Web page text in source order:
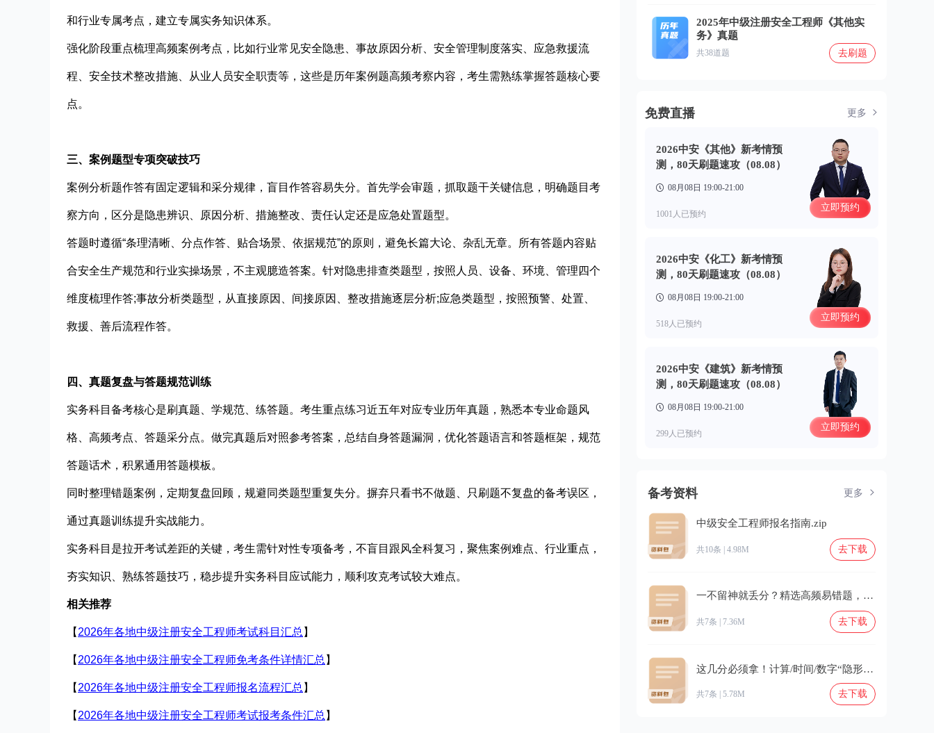
和行业专属考点，建立专属实务知识体系。
强化阶段重点梳理高频案例考点，比如行业常见安全隐患、事故原因分析、安全管理制度落实、应急救援流
程、安全技术整改措施、从业人员安全职责等，这些是历年案例题高频考察内容，考生需熟练掌握答题核心要
点。
三、案例题型专项突破技巧
案例分析题作答有固定逻辑和采分规律，盲目作答容易失分。首先学会审题，抓取题干关键信息，明确题目考
察方向，区分是隐患辨识、原因分析、措施整改、责任认定还是应急处置题型。
答题时遵循“条理清晰、分点作答、贴合场景、依据规范”的原则，避免长篇大论、杂乱无章。所有答题内容贴
合安全生产规范和行业实操场景，不主观臆造答案。针对隐患排查类题型，按照人员、设备、环境、管理四个
维度梳理作答;事故分析类题型，从直接原因、间接原因、整改措施逐层分析;应急类题型，按照预警、处置、
救援、善后流程作答。
四、真题复盘与答题规范训练
实务科目备考核心是刷真题、学规范、练答题。考生重点练习近五年对应专业历年真题，熟悉本专业命题风
格、高频考点、答题采分点。做完真题后对照参考答案，总结自身答题漏洞，优化答题语言和答题框架，规范
答题话术，积累通用答题模板。
同时整理错题案例，定期复盘回顾，规避同类题型重复失分。摒弃只看书不做题、只刷题不复盘的备考误区，
通过真题训练提升实战能力。
实务科目是拉开考试差距的关键，考生需针对性专项备考，不盲目跟风全科复习，聚焦案例难点、行业重点，
夯实知识、熟练答题技巧，稳步提升实务科目应试能力，顺利攻克考试较大难点。
相关推荐
【2026年各地中级注册安全工程师考试科目汇总 】
【2026年各地中级注册安全工程师免考条件详情汇总 】
【2026年各地中级注册安全工程师报名流程汇总 】
【2026年各地中级注册安全工程师考试报考条件汇总 】
2025年中级注册安全工程师《其他实
务》真题
共38道题 去刷题
免费直播 更多
2026中安《其他》新考情预
测，80天刷题速攻（08.08）
08月08日 19:00-21:00
1001人已预约
立即预约
2026中安《化工》新考情预
测，80天刷题速攻（08.08）
08月08日 19:00-21:00
518人已预约
立即预约
2026中安《建筑》新考情预
测，80天刷题速攻（08.08）
08月08日 19:00-21:00
299人已预约
立即预约
备考资料 更多
中级安全工程师报名指南.zip
共10条 | 4.98M 去下载
一不留神就丢分？精选高频易错题，避坑别错过！.zip
共7条 | 7.36M 去下载
这几分必须拿！计算/时间/数字“隐形坑”专项填平⚠️.zip
共7条 | 5.78M 去下载